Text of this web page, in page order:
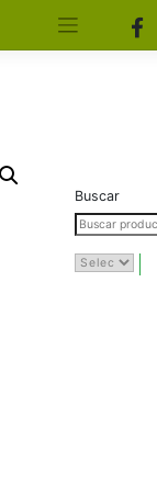
Buscar